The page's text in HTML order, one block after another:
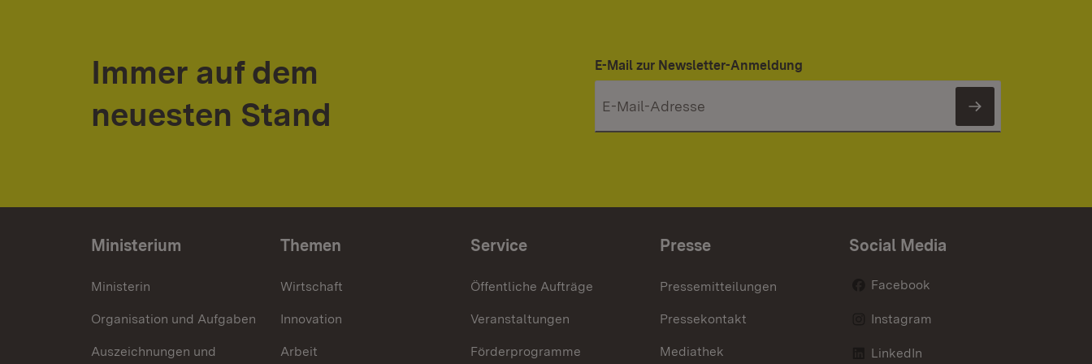
Immer auf dem
neuesten Stand
E-Mail zur Newsletter-Anmeldung
Newsletter
Ministerium
Ministerin
Organisation und Aufgaben
Auszeichnungen und
Themen
Wirtschaft
Innovation
Arbeit
Service
Öffentliche Aufträge
Veranstaltungen
Förderprogramme
Presse
Pressemitteilungen
Pressekontakt
Mediathek
Social Media
Facebook
Instagram
LinkedIn